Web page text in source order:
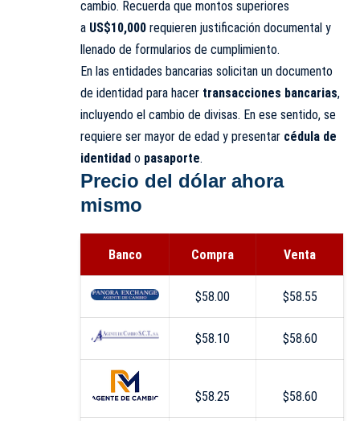
cambio. Recuerda que montos superiores
a US$10,000 requieren justificación documental y
llenado de formularios de cumplimiento.
En las entidades bancarias solicitan un documento
de identidad para hacer transacciones bancarias,
incluyendo el cambio de divisas. En ese sentido, se
requiere ser mayor de edad y presentar cédula de
identidad o pasaporte.
Precio del dólar ahora
mismo
Banco Compra Venta
$58.00 $58.55
$58.10 $58.60
$58.25 $58.60